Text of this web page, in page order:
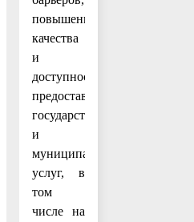
повышение
качества
и
доступности
предоставления
государственных
и
муниципальных
услуг, в
том
числе на